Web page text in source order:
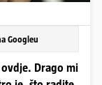
Googleu
ovdje. Drago mi